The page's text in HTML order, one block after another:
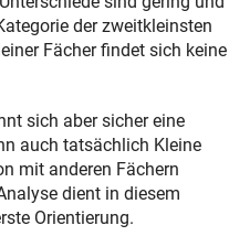
der zweitkleinsten
Fächer findet sich keine
sich aber sicher eine
auch tatsächlich Kleine
mit anderen Fächern
dient in diesem
Orientierung.